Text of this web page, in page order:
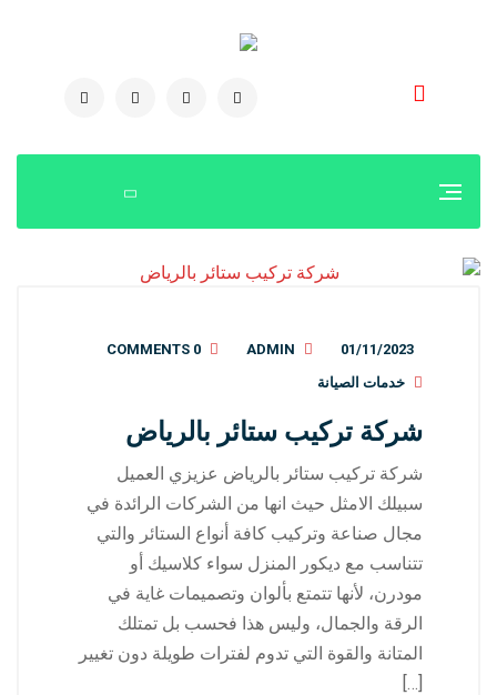
01/11/2023
ADMIN
0 COMMENTS
خدمات الصيانة
شركة تركيب ستائر بالرياض
شركة تركيب ستائر بالرياض عزيزي العميل
سبيلك الامثل حيث انها من الشركات الرائدة في
مجال صناعة وتركيب كافة أنواع الستائر والتي
تتناسب مع ديكور المنزل سواء كلاسيك أو
مودرن، لأنها تتمتع بألوان وتصميمات غاية في
الرقة والجمال، وليس هذا فحسب بل تمتلك
المتانة والقوة التي تدوم لفترات طويلة دون تغيير
[…]